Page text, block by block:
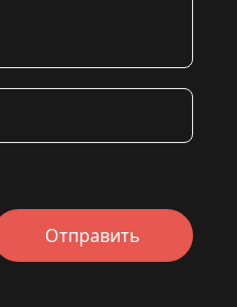
Отправить